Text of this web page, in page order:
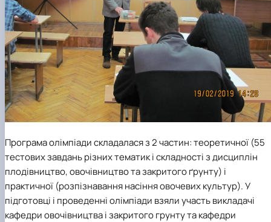
Програма олімпіади складалася з 2 частин: теоретичної (55
тестових завдань різних тематик і складності з дисциплін
плодівництво, овочівництво та закритого ґрунту) і
практичної (розпізнавання насіння овочевих культур). У
підготовці і проведенні олімпіади взяли участь викладачі
кафедри овочівництва і закритого грунту та кафедри